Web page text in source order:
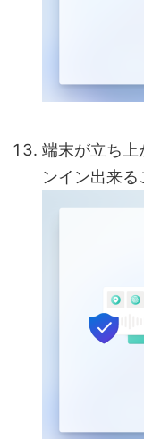
端末が立ち上
ンイン出来る